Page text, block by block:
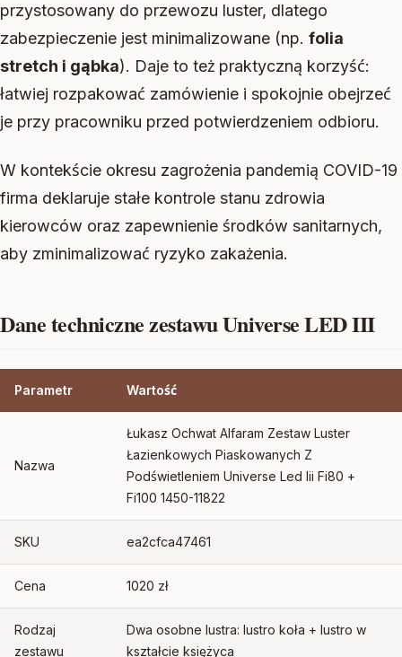
przystosowany do przewozu luster, dlatego
zabezpieczenie jest minimalizowane (np. folia
stretch i gąbka). Daje to też praktyczną korzyść:
łatwiej rozpakować zamówienie i spokojnie obejrzeć
je przy pracowniku przed potwierdzeniem odbioru.
W kontekście okresu zagrożenia pandemią COVID-19
firma deklaruje stałe kontrole stanu zdrowia
kierowców oraz zapewnienie środków sanitarnych,
aby zminimalizować ryzyko zakażenia.
Dane techniczne zestawu Universe LED III
Parametr Wartość
Nazwa
Łukasz Ochwat Alfaram Zestaw Luster
Łazienkowych Piaskowanych Z
Podświetleniem Universe Led Iii Fi80 +
Fi100 1450-11822
SKU ea2cfca47461
Cena 1020 zł
Rodzaj
zestawu
Dwa osobne lustra: lustro koła + lustro w
kształcie księżyca